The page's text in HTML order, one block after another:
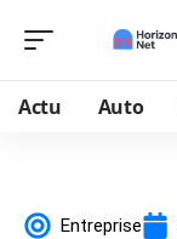
Actu Auto
Entreprise